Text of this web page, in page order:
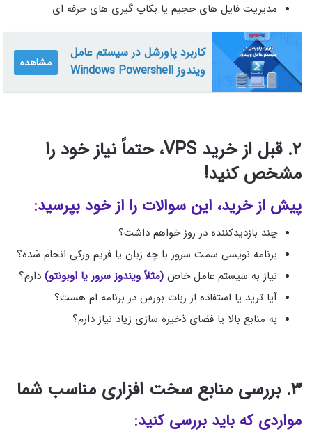
مدیریت فایل‌ های حجیم یا بکاپ‌ گیری‌ های حرفه‌ ای
کاربرد پاورشل در سیستم عامل
ویندوز Windows Powershell
مشاهده
۲. قبل از خرید VPS، حتماً نیاز خود را
مشخص کنید!
پیش از خرید، این سوالات را از خود بپرسید:
چند بازدیدکننده در روز خواهم داشت؟
برنامه‌ نویسی سمت سرور با چه زبان یا فریم‌ ورکی انجام شده؟
نیاز به سیستم‌ عامل خاص (مثلاً ویندوز سرور یا اوبونتو) دارم؟
آیا ترید یا استفاده از ربات بورس در برنامه‌ ام هست؟
به منابع بالا یا فضای ذخیره‌ سازی زیاد نیاز دارم؟
۳. بررسی منابع سخت‌ افزاری مناسب شما
مواردی که باید بررسی کنید: